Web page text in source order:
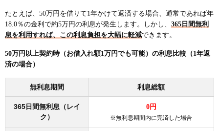
たとえば、50万円を借りて1年かけて返済する場合、通常であれば年
18.0％の金利で約5万円の利息が発生します。しかし、 365日間無利
息を利用すれば、この利息負担を大幅に軽減できます。
50万円以上契約時（お借入れ額1万円でも可能）の利息比較（1年返
済の場合）
無利息期間 利息総額
365日間無利息（レイ
ク）
0円
※無利息期間内に完済した場合